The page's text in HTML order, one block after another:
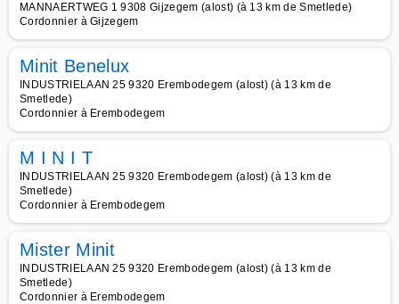
MANNAERTWEG 1 9308 Gijzegem (alost) (à 13 km de Smetlede)
Cordonnier à Gijzegem
Minit Benelux
INDUSTRIELAAN 25 9320 Erembodegem (alost) (à 13 km de
Smetlede)
Cordonnier à Erembodegem
M I N I T
INDUSTRIELAAN 25 9320 Erembodegem (alost) (à 13 km de
Smetlede)
Cordonnier à Erembodegem
Mister Minit
INDUSTRIELAAN 25 9320 Erembodegem (alost) (à 13 km de
Smetlede)
Cordonnier à Erembodegem